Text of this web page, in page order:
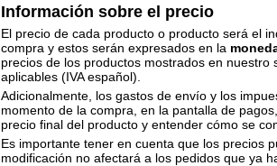
Información sobre el precio
El precio de cada producto o producto será el
compra y estos serán expresados en la
precios de los productos mostrados en
aplicables (IVA español).
Adicionalmente, los gastos de envío y los
momento de la compra, en la pantalla de
precio final del producto y entender cómo se
Es importante tener en cuenta que los precios
modificación no afectará a los pedidos que ya